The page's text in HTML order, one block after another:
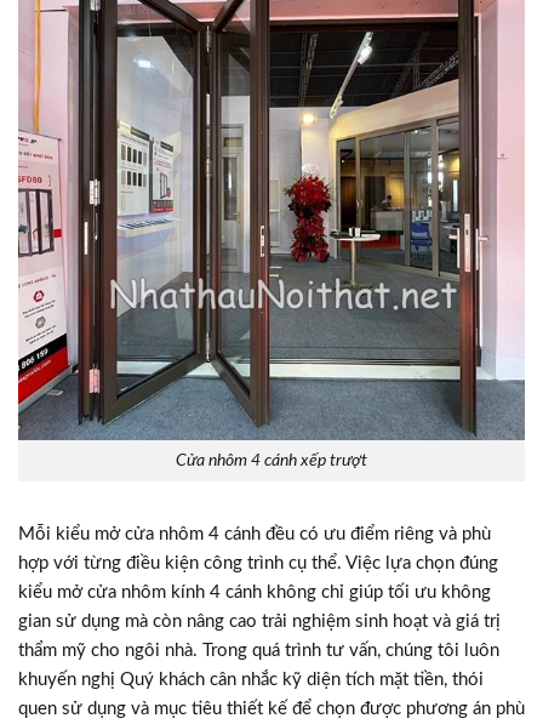
Cửa nhôm 4 cánh xếp trượt
Mỗi kiểu mở cửa nhôm 4 cánh đều có ưu điểm riêng và phù
hợp với từng điều kiện công trình cụ thể. Việc lựa chọn đúng
kiểu mở cửa nhôm kính 4 cánh không chỉ giúp tối ưu không
gian sử dụng mà còn nâng cao trải nghiệm sinh hoạt và giá trị
thẩm mỹ cho ngôi nhà. Trong quá trình tư vấn, chúng tôi luôn
khuyến nghị Quý khách cân nhắc kỹ diện tích mặt tiền, thói
quen sử dụng và mục tiêu thiết kế để chọn được phương án phù